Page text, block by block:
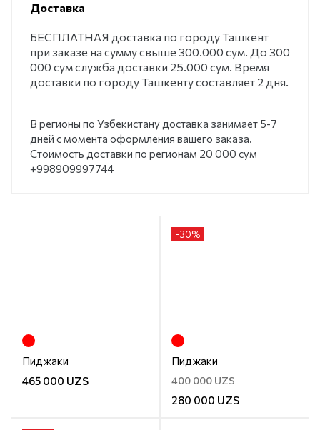
Доставка
БЕСПЛАТНАЯ доставка по городу Ташкент
при заказе на сумму свыше 300.000 сум. До 300
000 сум служба доставки 25.000 сум. Время
доставки по городу Ташкенту составляет 2 дня.
В регионы по Узбекистану доставка занимает 5-7
дней с момента оформления вашего заказа.
Стоимость доставки по регионам 20 000 сум
+998909997744
Пиджаки
465 000 UZS
-30%
Пиджаки
400 000 UZS
280 000 UZS